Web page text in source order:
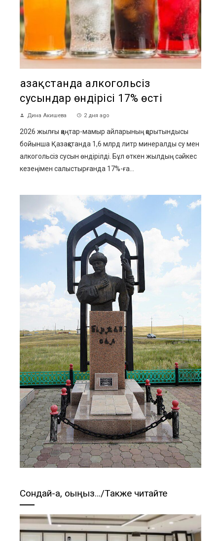
Қазақстанда алкогольсіз
сусындар өндірісі 17% өсті
Дина Акишева 2 дня ago
2026 жылғы қаңтар-мамыр айларының қорытындысы
бойынша Қазақстанда 1,6 млрд литр минералды су мен
алкогольсіз сусын өндірілді. Бұл өткен жылдың сәйкес
кезеңімен салыстырғанда 17%-ға...
Сондай-ақ, оқыңыз…/Также читайте